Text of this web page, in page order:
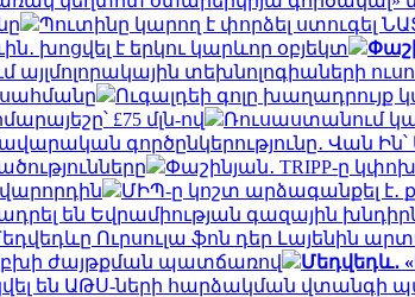
Պուտինը կարող է փորձել ստուգել
խոցվել է երկու կարևոր օբյեկտ
այլմոլորակային տեխնոլոգիաների
Ուգալդեի գոլը խաղադրույք
£75 մլն-ով
Ռուսաստանում
գործընկերությունը․ Վան Ին՝
Փաշինյան․ TRIPP-ը
ՄԻՊ-ը կոշտ արձագանքել
են Եվրամիության գազային
Ուրսուլա ֆոն դեր Լայենին
ժայթքման պատճառով
Մեդվեդև․
են ԱԹՍ-ների հարձակման վտանգի